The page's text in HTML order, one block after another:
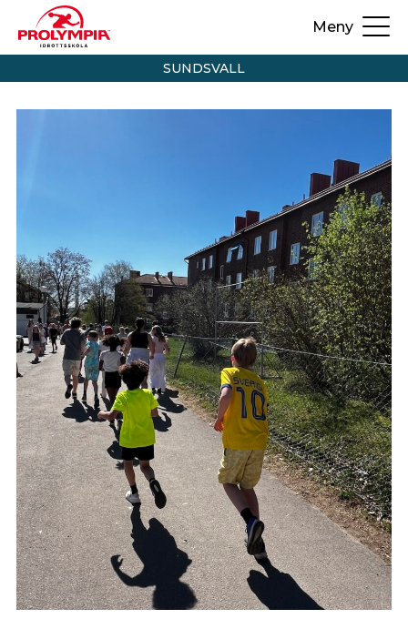
SUNDSVALL
Meny